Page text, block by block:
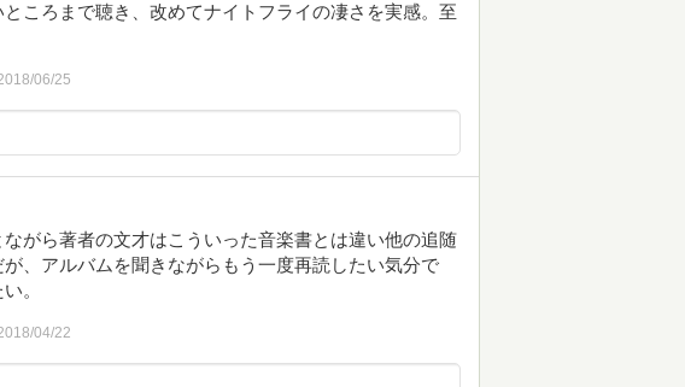
ころまで聴き、改めてナイトフライの凄さを実感。至
06/25
がら著者の文才はこういった音楽書とは違い他の追随
、アルバムを聞きながらもう一度再読したい気分で
。
04/22